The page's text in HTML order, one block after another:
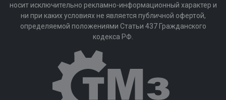
носит исключительно рекламно-информационный характер и
ни при каких условиях не является публичной офертой,
определяемой положениями Статьи 437 Гражданского
кодекса РФ.